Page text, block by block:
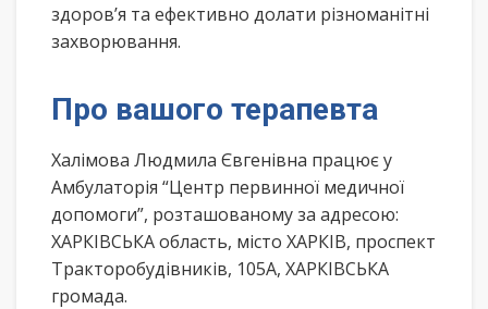
здоров’я та ефективно долати різноманітні
захворювання.
Про вашого терапевта
Халімова Людмила Євгенівна працює у
Амбулаторія “Центр первинної медичної
допомоги”, розташованому за адресою:
ХАРКІВСЬКА область, місто ХАРКІВ, проспект
Тракторобудівників, 105А, ХАРКІВСЬКА
громада.